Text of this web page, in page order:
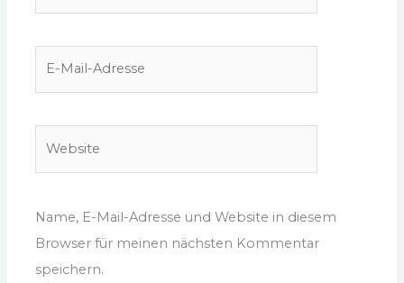
Name, E-Mail-Adresse und Website in diesem
Browser für meinen nächsten Kommentar
speichern.